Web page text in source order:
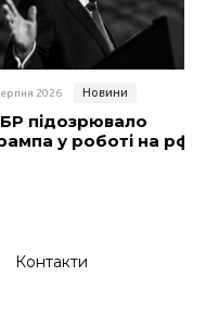
2026 Новини
підозрювало
у роботі на рф
Контакти